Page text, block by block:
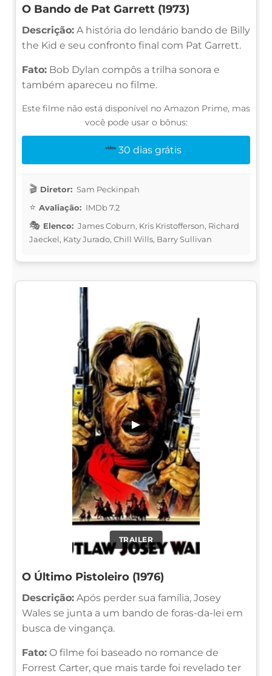
O Bando de Pat Garrett (1973)
Descrição: A história do lendário bando de Billy
the Kid e seu confronto final com Pat Garrett.
Fato: Bob Dylan compôs a trilha sonora e
também apareceu no filme.
Este filme não está disponível no Amazon Prime, mas
você pode usar o bônus:
30 dias grátis
Diretor: Sam Peckinpah
Avaliação: IMDb 7.2
Elenco: James Coburn, Kris Kristofferson, Richard
Jaeckel, Katy Jurado, Chill Wills, Barry Sullivan
TRAILER
▶
O Último Pistoleiro (1976)
Descrição: Após perder sua família, Josey
Wales se junta a um bando de foras-da-lei em
busca de vingança.
Fato: O filme foi baseado no romance de
Forrest Carter, que mais tarde foi revelado ter